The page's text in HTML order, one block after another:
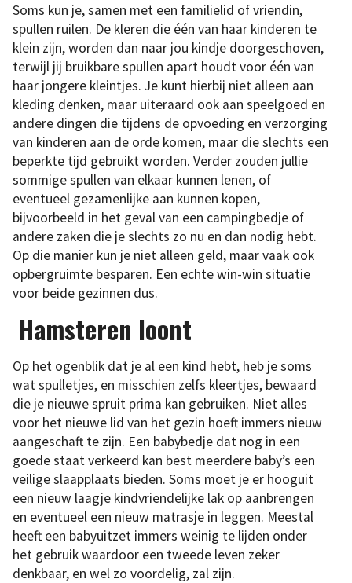
Soms kun je, samen met een familielid of vriendin,
spullen ruilen. De kleren die één van haar kinderen te
klein zijn, worden dan naar jou kindje doorgeschoven,
terwijl jij bruikbare spullen apart houdt voor één van
haar jongere kleintjes. Je kunt hierbij niet alleen aan
kleding denken, maar uiteraard ook aan speelgoed en
andere dingen die tijdens de opvoeding en verzorging
van kinderen aan de orde komen, maar die slechts een
beperkte tijd gebruikt worden. Verder zouden jullie
sommige spullen van elkaar kunnen lenen, of
eventueel gezamenlijke aan kunnen kopen,
bijvoorbeeld in het geval van een campingbedje of
andere zaken die je slechts zo nu en dan nodig hebt.
Op die manier kun je niet alleen geld, maar vaak ook
opbergruimte besparen. Een echte win-win situatie
voor beide gezinnen dus.
Hamsteren loont
Op het ogenblik dat je al een kind hebt, heb je soms
wat spulletjes, en misschien zelfs kleertjes, bewaard
die je nieuwe spruit prima kan gebruiken. Niet alles
voor het nieuwe lid van het gezin hoeft immers nieuw
aangeschaft te zijn. Een babybedje dat nog in een
goede staat verkeerd kan best meerdere baby’s een
veilige slaapplaats bieden. Soms moet je er hooguit
een nieuw laagje kindvriendelijke lak op aanbrengen
en eventueel een nieuw matrasje in leggen. Meestal
heeft een babyuitzet immers weinig te lijden onder
het gebruik waardoor een tweede leven zeker
denkbaar, en wel zo voordelig, zal zijn.